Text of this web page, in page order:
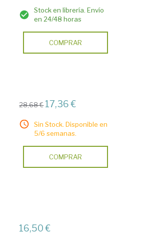
Stock en librería. Envío
en 24/48 horas
COMPRAR
28,68 € 17,36 €
Sin Stock. Disponible en
5/6 semanas.
COMPRAR
16,50 €